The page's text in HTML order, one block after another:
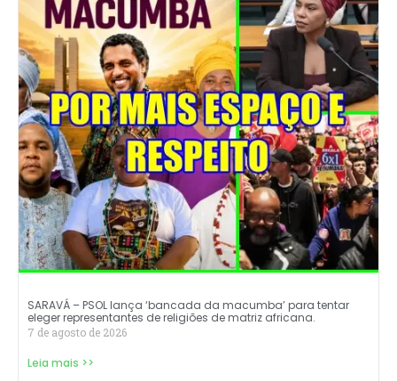
SARAVÁ – PSOL lança ‘bancada da macumba’ para tentar
eleger representantes de religiões de matriz africana.
7 de agosto de 2026
Leia mais >>